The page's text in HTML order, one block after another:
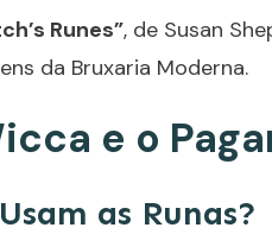
Runes”, de Susan
da Bruxaria Moderna.
e o
as Runas?